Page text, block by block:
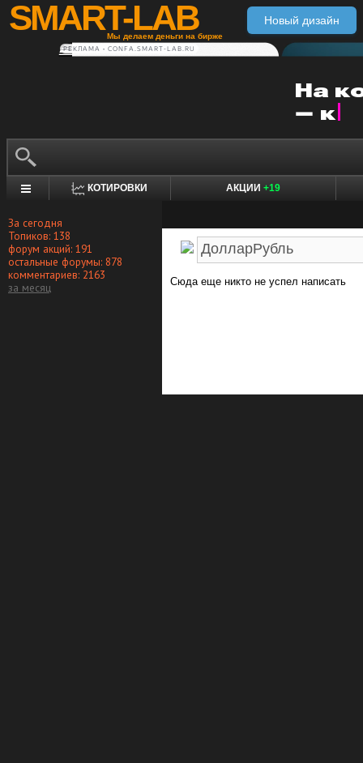
SMART-LAB
Мы делаем деньги на бирже
Новый дизайн
РЕКЛАМА • CONFA.SMART-LAB.RU
КОТИРОВКИ АКЦИИ +19
За сегодня
Топиков: 138
форум акций: 191
остальные форумы: 878
комментариев: 2163
за месяц
Сюда еще никто не успел написать